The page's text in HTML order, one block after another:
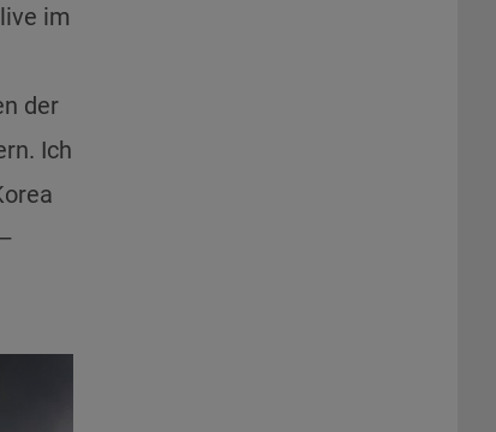
im
der
Ich